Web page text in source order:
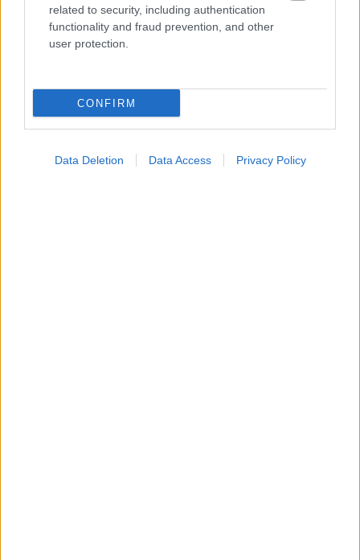
related to security, including authentication
functionality and fraud prevention, and other
user protection.
CONFIRM
Data Deletion Data Access Privacy Policy